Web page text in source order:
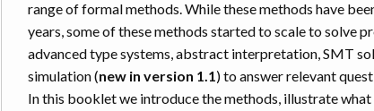
range of formal methods. While these methods have
years, some of these methods started to scale to solve
advanced type systems, abstract interpretation, SMT
simulation (new in version 1.1) to answer relevant
In this booklet we introduce the methods, illustrate